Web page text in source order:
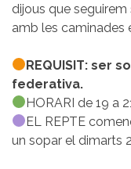
dijous que
amb les caminades
REQUISIT: ser
federativa.
HORARI de 19 a
EL REPTE
un sopar el dimarts